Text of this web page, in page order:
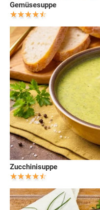
Gemüsesuppe
Zucchinisuppe